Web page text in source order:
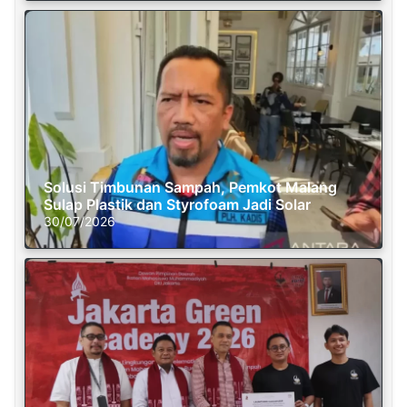
Solusi Timbunan Sampah, Pemkot Malang
Sulap Plastik dan Styrofoam Jadi Solar
30/07/2026